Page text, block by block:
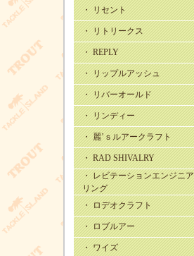
・ リセント
・ リトリークス
・ REPLY
・ リップルアッシュ
・ リバーオールド
・ リンディー
・ 麗’ｓルアークラフト
・ RAD SHIVALRY
・ レビテーションエンジニア
リング
・ ロデオクラフト
・ ロブルアー
・ ワイズ